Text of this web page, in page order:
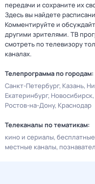
передачи и сохраните их
Здесь вы найдете
Комментируйте и
другими зрителями. ТВ
смотреть по телевизору
каналах.
Телепрограмма по городам:
Санкт-Петербург Казань
Екатеринбург Новосибирск
Ростов-на-Дону Краснодар
Телеканалы по тематикам:
кино и сериалы
местные каналы